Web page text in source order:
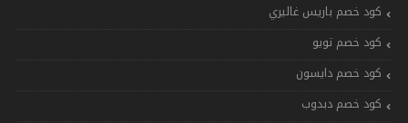
كود خصم باريس غاليري
كود خصم تويو
كود خصم دايسون
كود خصم دبدوب